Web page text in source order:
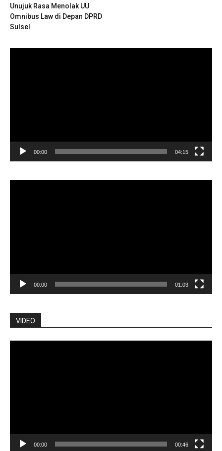
Unujuk Rasa Menolak UU
Omnibus Law di Depan DPRD
Sulsel
00:00 04:15
00:00 01:03
VIDEO
00:00 00:46